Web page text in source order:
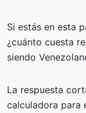
Si estás en esta
¿cuánto cuesta
siendo
La respuesta
calculadora para